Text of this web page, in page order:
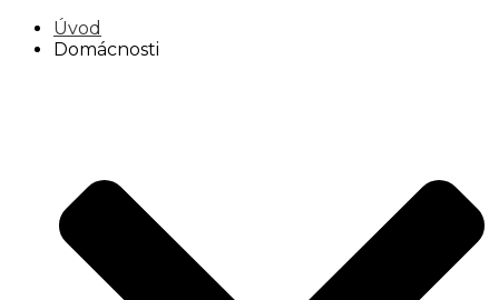
Úvod
Domácnosti